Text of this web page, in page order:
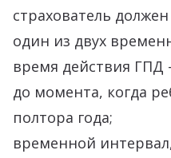
страхователь
один из двух
время действия ГПД
до момента, когда
полтора года;
временной